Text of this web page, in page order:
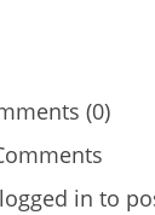
(0)
logged in to